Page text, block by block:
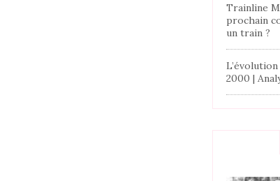
Trainline
prochain
un train ?
2000 |